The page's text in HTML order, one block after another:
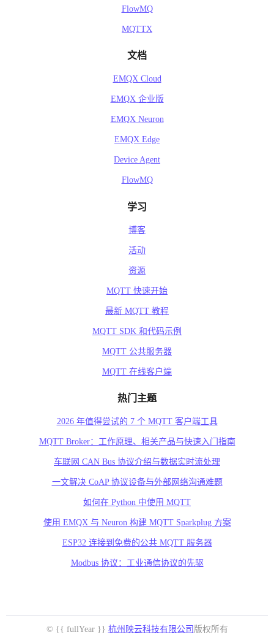
FlowMQ
MQTTX
文档
EMQX Cloud
EMQX 企业版
EMQX Neuron
EMQX Edge
Device Agent
FlowMQ
学习
博客
活动
资源
MQTT 快速开始
最新 MQTT 教程
MQTT SDK 和代码示例
MQTT 公共服务器
MQTT 在线客户端
热门主题
2026 年值得尝试的 7 个 MQTT 客户端工具
MQTT Broker：工作原理、相关产品与快速入门指南
车联网 CAN Bus 协议介绍与数据实时流处理
一文解决 CoAP 协议设备与外部网络沟通难题
如何在 Python 中使用 MQTT
使用 EMQX 与 Neuron 构建 MQTT Sparkplug 方案
ESP32 连接到免费的公共 MQTT 服务器
Modbus 协议：工业通信协议的先驱
© {{ fullYear }} 杭州映云科技有限公司 版权所有